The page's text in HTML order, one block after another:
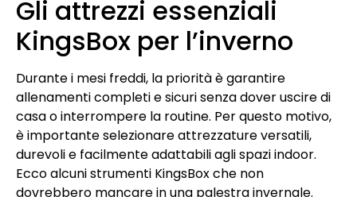
Gli attrezzi essenziali
KingsBox per l’inverno
Durante i mesi freddi, la priorità è garantire
allenamenti completi e sicuri senza dover uscire di
casa o interrompere la routine. Per questo motivo,
è importante selezionare attrezzature versatili,
durevoli e facilmente adattabili agli spazi indoor.
Ecco alcuni strumenti KingsBox che non
dovrebbero mancare in una palestra invernale.